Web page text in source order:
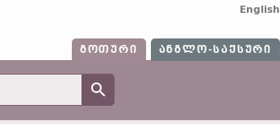
English
ᲒᲝᲗᲣᲠᲘ ᲐᲜᲒᲚᲝ-ᲡᲐᲥᲡᲣᲠᲘ